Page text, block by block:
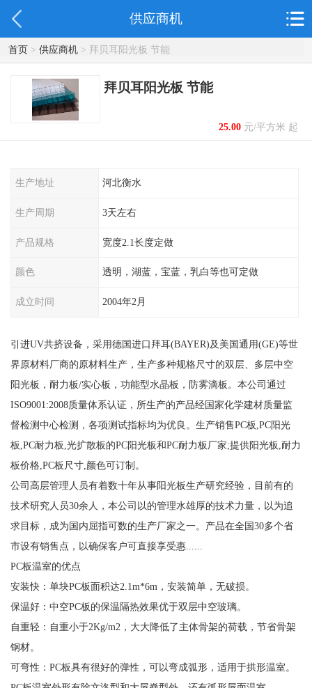
供应商机
首页> 供应商机> 拜贝耳阳光板 节能
拜贝耳阳光板 节能
25.00元/平方米 起
生产地址 河北衡水
生产周期 3天左右
产品规格 宽度2.1长度定做
颜色 透明，湖蓝，宝蓝，乳白等也可定做
成立时间 2004年2月
引进UV共挤设备，采用德国进口拜耳(BAYER)及美国通用(GE)等世
界原材料厂商的原材料生产，生产多种规格尺寸的双层、多层中空
阳光板，耐力板/实心板，功能型水晶板，防雾滴板。本公司通过
ISO9001:2008质量体系认证，所生产的产品经国家化学建材质量监
督检测中心检测，各项测试指标均为优良。生产销售PC板,PC阳光
板,PC耐力板,光扩散板的PC阳光板和PC耐力板厂家;提供阳光板,耐力
板价格,PC板尺寸,颜色可订制。
公司高层管理人员有着数十年从事阳光板生产研究经验，目前有的
技术研究人员30余人，本公司以的管理水雄厚的技术力量，以为追
求目标，成为国内屈指可数的生产厂家之一。产品在全国30多个省
市设有销售点，以确保客户可直接享受惠......
PC板温室的优点
安装快：单块PC板面积达2.1m*6m，安装简单，无破损。
保温好：中空PC板的保温隔热效果优于双层中空玻璃。
自重轻：自重小于2Kg/m2，大大降低了主体骨架的荷载，节省骨架
钢材。
可弯性：PC板具有很好的弹性，可以弯成弧形，适用于拱形温室。